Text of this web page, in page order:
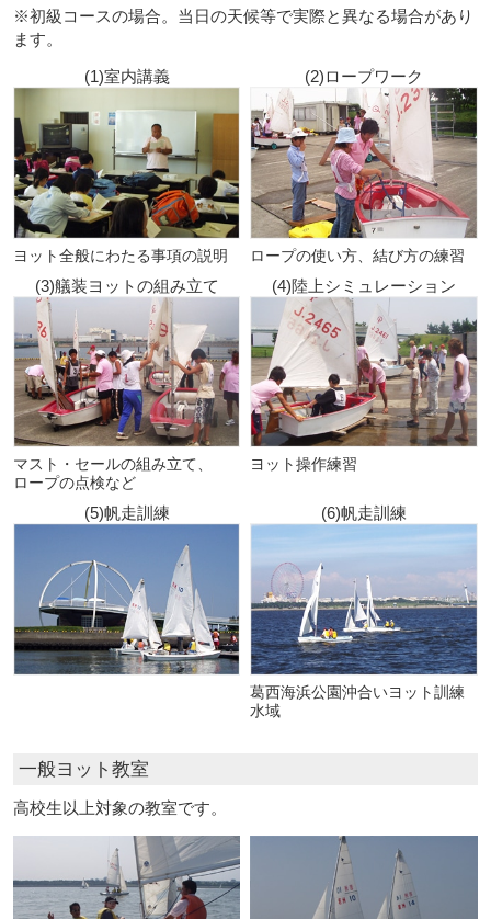
※初級コースの場合。当日の天候等で実際と異なる場合があり
ます。
(1)室内講義
ヨット全般にわたる事項の説明
(2)ロープワーク
ロープの使い方、結び方の練習
(3)艤装ヨットの組み立て
マスト・セールの組み立て、
ロープの点検など
(4)陸上シミュレーション
ヨット操作練習
(5)帆走訓練 (6)帆走訓練
葛西海浜公園沖合いヨット訓練
水域
一般ヨット教室
高校生以上対象の教室です。